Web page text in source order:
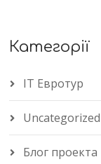
Категорії
IT Евротур
Uncategorized
Блог проекта